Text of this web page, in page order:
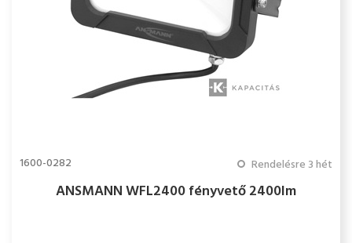
1600-0282 Rendelésre 3 hét
ANSMANN WFL2400 fényvető 2400lm